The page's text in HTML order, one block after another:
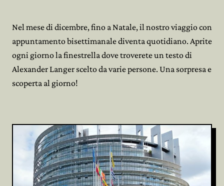
Nel mese di dicembre, fino a Natale, il nostro viaggio con
appuntamento bisettimanale diventa quotidiano. Aprite
ogni giorno la finestrella dove troverete un testo di
Alexander Langer scelto da varie persone. Una sorpresa e
scoperta al giorno!